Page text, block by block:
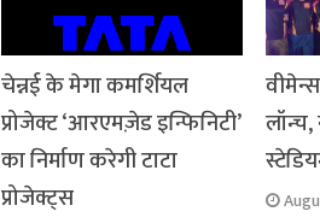
चेन्नई के मेगा कमर्शियल
प्रोजेक्ट ‘आरएमज़ेड इन्फिनिटी’
का निर्माण करेगी टाटा
प्रोजेक्ट्स